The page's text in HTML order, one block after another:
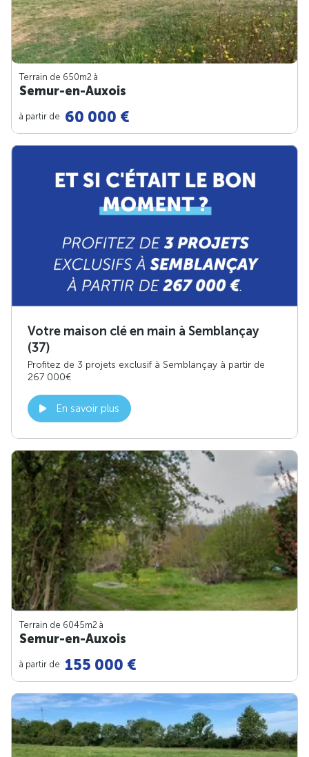
Terrain de 650m2 à
Semur-en-Auxois
à partir de 60 000 €
Votre maison clé en main à Semblançay
(37)
Profitez de 3 projets exclusif à Semblançay à partir de
267 000€
En savoir plus
Terrain de 6045m2 à
Semur-en-Auxois
à partir de 155 000 €